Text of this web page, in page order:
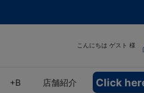
こんにちは ゲスト 様
+B 店舗紹介 Click